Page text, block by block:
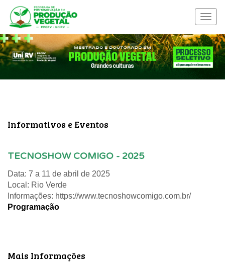
Menu
Informativos e Eventos
TECNOSHOW COMIGO - 2025
Data: 7 a 11 de abril de 2025
Local: Rio Verde
Informações: https://www.tecnoshowcomigo.com.br/
Programação
Mais Informações